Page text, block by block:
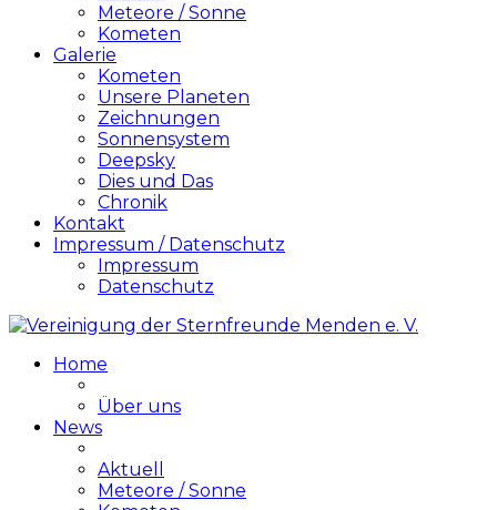
Meteore / Sonne
Kometen
Galerie
Kometen
Unsere Planeten
Zeichnungen
Sonnensystem
Deepsky
Dies und Das
Chronik
Kontakt
Impressum / Datenschutz
Impressum
Datenschutz
Home
Über uns
News
Aktuell
Meteore / Sonne